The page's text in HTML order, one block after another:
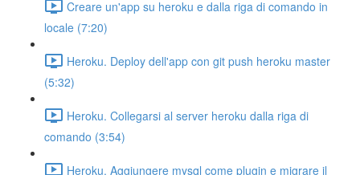
Creare un'app su heroku e dalla riga di comando in
locale (7:20)
Heroku. Deploy dell'app con git push heroku master
(5:32)
Heroku. Collegarsi al server heroku dalla riga di
comando (3:54)
Heroku. Aggiungere mysql come plugin e migrare il